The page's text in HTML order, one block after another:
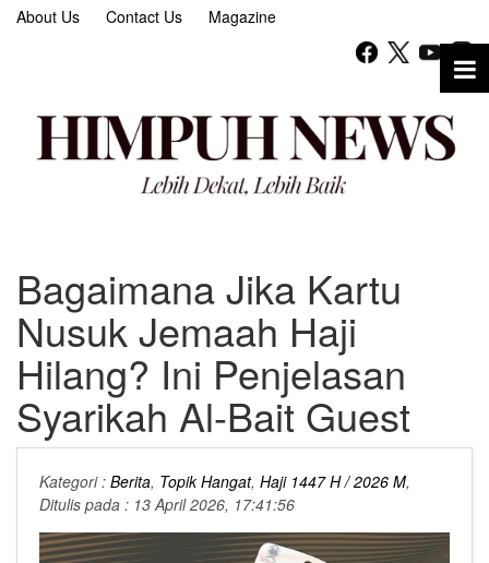
About Us Contact Us Magazine
Bagaimana Jika Kartu
Nusuk Jemaah Haji
Hilang? Ini Penjelasan
Syarikah Al-Bait Guest
Kategori : Berita, Topik Hangat, Haji 1447 H / 2026 M,
Ditulis pada : 13 April 2026, 17:41:56